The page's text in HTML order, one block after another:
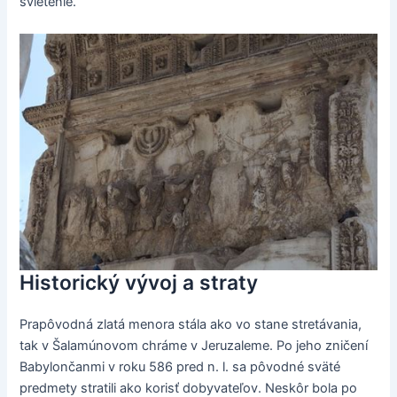
Historický vývoj a straty
Prapôvodná zlatá menora stála ako vo stane stretávania,
tak v Šalamúnovom chráme v Jeruzaleme. Po jeho zničení
Babylončanmi v roku 586 pred n. l. sa pôvodné sväté
predmety stratili ako korisť dobyvateľov. Neskôr bola po